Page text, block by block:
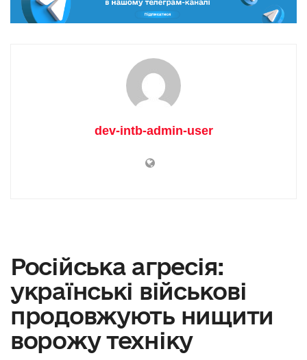
dev-intb-admin-user
Російська агресія:
українські військові
продовжують нищити
ворожу техніку